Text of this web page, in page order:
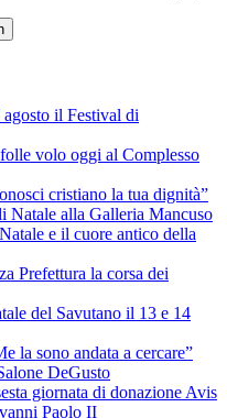
il Festival di
volo oggi al Complesso
cristiano la tua dignità”
alla Galleria Mancuso
e il cuore antico della
Prefettura la corsa dei
del Savutano il 13 e 14
la sono andata a cercare”
DeGusto
giornata di donazione Avis
Paolo II